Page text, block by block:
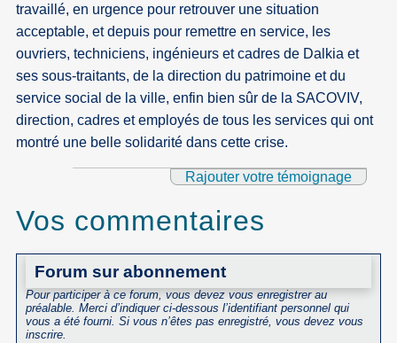
travaillé, en urgence pour retrouver une situation
acceptable, et depuis pour remettre en service, les
ouvriers, techniciens, ingénieurs et cadres de Dalkia et
ses sous-traitants, de la direction du patrimoine et du
service social de la ville, enfin bien sûr de la SACOVIV,
direction, cadres et employés de tous les services qui ont
montré une belle solidarité dans cette crise.
Rajouter votre témoignage
Vos commentaires
Forum sur abonnement
Pour participer à ce forum, vous devez vous enregistrer au
préalable. Merci d’indiquer ci-dessous l’identifiant personnel qui
vous a été fourni. Si vous n’êtes pas enregistré, vous devez vous
inscrire.